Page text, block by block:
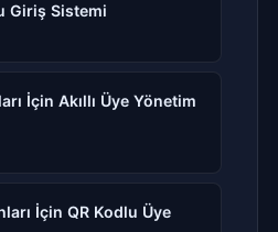
Giriş Sistemi
İçin Akıllı Üye Yönetim
İçin QR Kodlu Üye